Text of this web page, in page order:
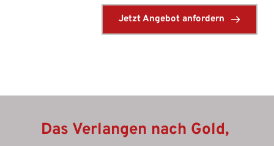
Jetzt Angebot anfordern
Das Verlangen nach Gold,